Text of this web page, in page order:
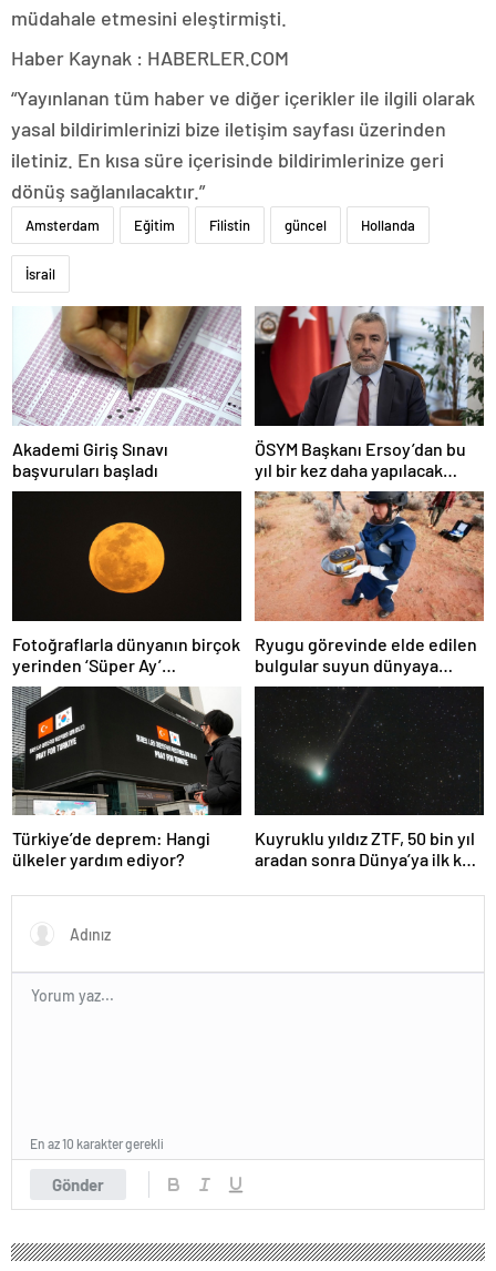
müdahale etmesini eleştirmişti.
Haber Kaynak : HABERLER.COM
“Yayınlanan tüm haber ve diğer içerikler ile ilgili olarak
yasal bildirimlerinizi bize iletişim sayfası üzerinden
iletiniz. En kısa süre içerisinde bildirimlerinize geri
dönüş sağlanılacaktır.”
Amsterdam Eğitim Filistin güncel Hollanda
İsrail
Akademi Giriş Sınavı
başvuruları başladı
ÖSYM Başkanı Ersoy’dan bu
yıl bir kez daha yapılacak
YDS’ye ilişkin açıklama
Fotoğraflarla dünyanın birçok
yerinden ‘Süper Ay’
manzaraları
Ryugu görevinde elde edilen
bulgular suyun dünyaya
asteroitlerce getirilmiş
olabileceğini gösteriyor
Türkiye’de deprem: Hangi
ülkeler yardım ediyor?
Kuyruklu yıldız ZTF, 50 bin yıl
aradan sonra Dünya’ya ilk kez
Gönder
En az 10 karakter gerekli